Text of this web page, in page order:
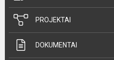
PROJEKTAI
DOKUMENTAI